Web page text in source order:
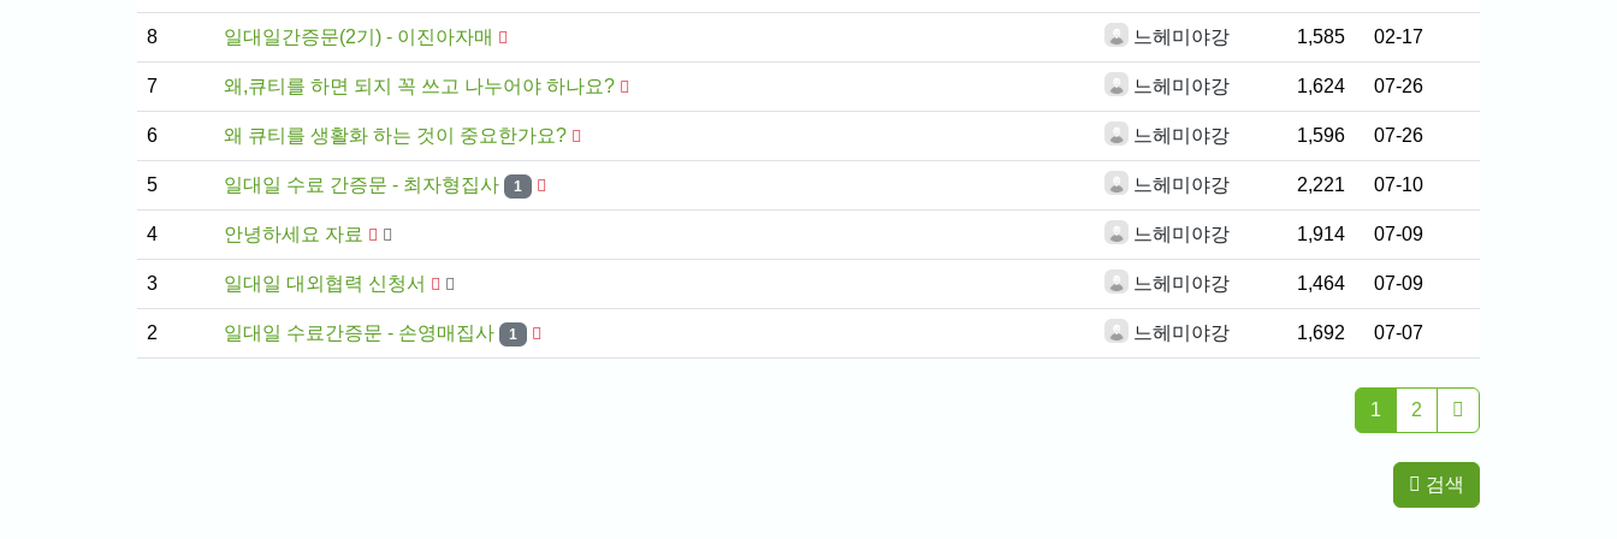
8 일대일간증문(2기) - 이진아자매 느헤미야강 1,585 02-17
7 왜,큐티를 하면 되지 꼭 쓰고 나누어야 하나요? 느헤미야강 1,624 07-26
6 왜 큐티를 생활화 하는 것이 중요한가요? 느헤미야강 1,596 07-26
5 일대일 수료 간증문 - 최자형집사 1 느헤미야강 2,221 07-10
4 안녕하세요 자료 느헤미야강 1,914 07-09
3 일대일 대외협력 신청서 느헤미야강 1,464 07-09
2 일대일 수료간증문 - 손영매집사 1 느헤미야강 1,692 07-07
1 2
검색